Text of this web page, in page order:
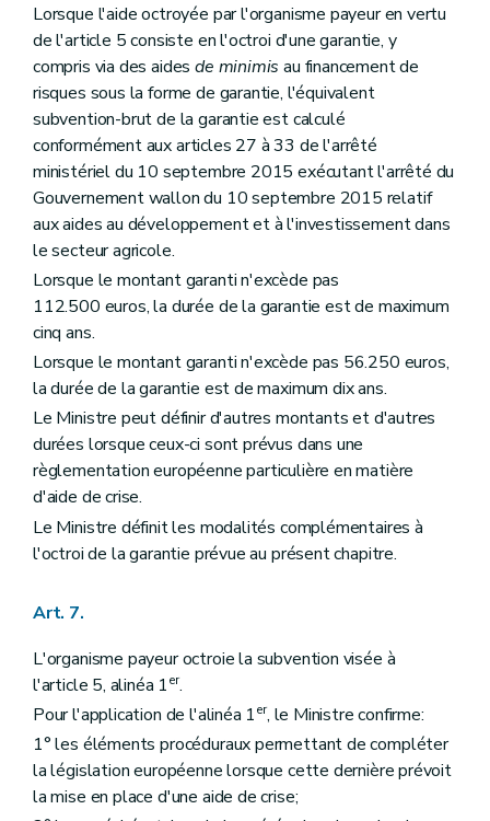
Lorsque l'aide octroyée par l'organisme payeur en vertu
de l'article 5 consiste en l'octroi d'une garantie, y
compris via des aidesde minimis au financement de
risques sous la forme de garantie, l'équivalent
subvention-brut de la garantie est calculé
conformément aux articles 27 à 33 de l'arrêté
ministériel du 10 septembre 2015 exécutant l'arrêté du
Gouvernement wallon du 10 septembre 2015 relatif
aux aides au développement et à l'investissement dans
le secteur agricole.
Lorsque le montant garanti n'excède pas
112.500 euros, la durée de la garantie est de maximum
cinq ans.
Lorsque le montant garanti n'excède pas 56.250 euros,
la durée de la garantie est de maximum dix ans.
Le Ministre peut définir d'autres montants et d'autres
durées lorsque ceux-ci sont prévus dans une
règlementation européenne particulière en matière
d'aide de crise.
Le Ministre définit les modalités complémentaires à
l'octroi de la garantie prévue au présent chapitre.
Art. 7.
L'organisme payeur octroie la subvention visée à
l'article 5, alinéa 1er.
Pour l'application de l'alinéa 1er, le Ministre confirme:
1° les éléments procéduraux permettant de compléter
la législation européenne lorsque cette dernière prévoit
la mise en place d'une aide de crise;